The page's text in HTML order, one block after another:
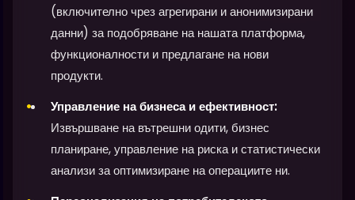
(включително чрез агрегирани и анонимизирани
данни) за подобряване на нашата платформа,
функционалности и предлагане на нови
продукти.
Управление на бизнеса и ефективност:
Извършване на вътрешни одити, бизнес
планиране, управление на риска и статистически
анализи за оптимизиране на операциите ни.